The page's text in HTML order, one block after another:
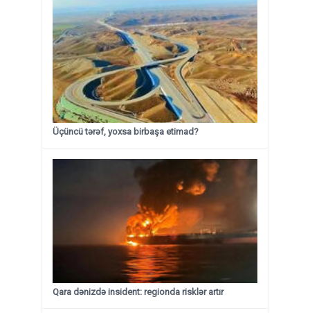
Üçüncü tərəf, yoxsa birbaşa etimad?
Qara dənizdə insident: regionda risklər artır